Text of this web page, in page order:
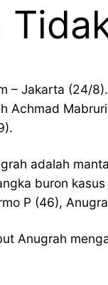
– Jakarta (24/
Achmad
adalah
buron
P (46),
Anugrah